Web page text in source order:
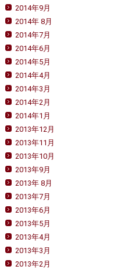
2014年9月
2014年 8月
2014年7月
2014年6月
2014年5月
2014年4月
2014年3月
2014年2月
2014年1月
2013年12月
2013年11月
2013年10月
2013年9月
2013年 8月
2013年7月
2013年6月
2013年5月
2013年4月
2013年3月
2013年2月